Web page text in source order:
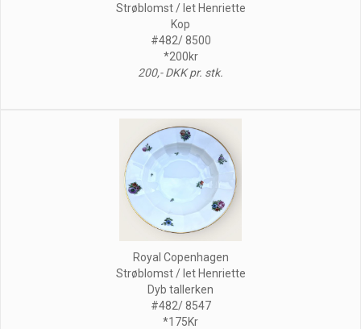
Strøblomst / let Henriette
Kop
#482/ 8500
*200kr
200,- DKK pr. stk.
Royal Copenhagen
Strøblomst / let Henriette
Dyb tallerken
#482/ 8547
*175Kr